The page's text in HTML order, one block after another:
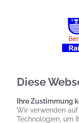
Diese
Ihre Zustimmung
Wir verwenden
Technologien, um